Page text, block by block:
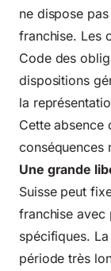
ne dispose
franchise. Les
Code des
dispositions
la
Cette absence
conséquences
Une grande
Suisse peut
franchise avec
spécifiques.
période très